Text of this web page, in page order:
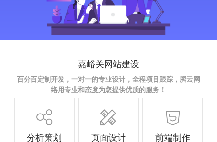
嘉峪关网站建设
百分百定制开发，一对一的专业设计，全程项目跟踪，腾云网
络用专业和态度为您提供优质的服务！

分析策划

页面设计

前端制作